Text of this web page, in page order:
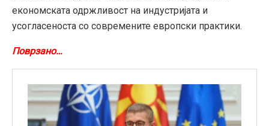
економската одржливост на индустријата и
усогласеноста со современите европски практики.
Поврзано…